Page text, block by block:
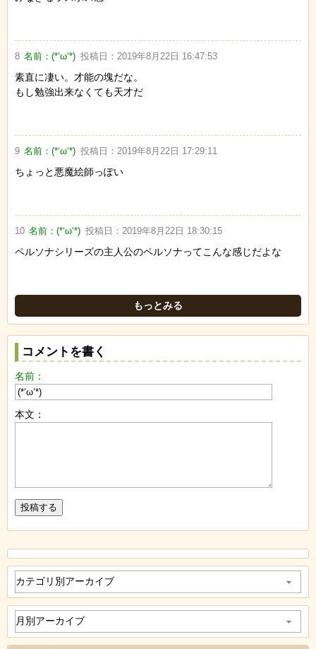
8 名前：(*‘ω‘*) 投稿日： 2019年8月22日 16:47:53
素直に凄い。才能の塊だな。
もし勉強出来なくても天才だ
9 名前：(*‘ω‘*) 投稿日： 2019年8月22日 17:29:11
ちょっと悪魔絵師っぽい
10 名前：(*‘ω‘*) 投稿日： 2019年8月22日 18:30:15
ペルソナシリーズの主人公のペルソナってこんな感じだよな
もっとみる
コメントを書く
名前：
本文：